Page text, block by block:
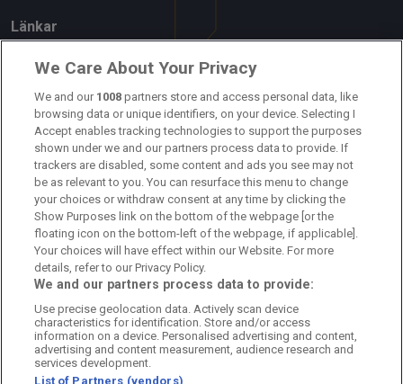
Länkar
Om oss
Kontakta oss
Kundtjänst
Sponsor: Rekatochklart
Annonsera på Fotbolldirekt
Redaktionell policy
Personuppgiftspolicy
Cookiepolicy
Arkiv
We Care About Your Privacy
We and our 1008 partners store and access personal data, like
browsing data or unique identifiers, on your device. Selecting I
Accept enables tracking technologies to support the purposes
shown under we and our partners process data to provide. If
trackers are disabled, some content and ads you see may not
be as relevant to you. You can resurface this menu to change
your choices or withdraw consent at any time by clicking the
Show Purposes link on the bottom of the webpage [or the
floating icon on the bottom-left of the webpage, if applicable].
Your choices will have effect within our Website. For more
details, refer to our Privacy Policy.
We and our partners process data to provide:
Use precise geolocation data. Actively scan device
characteristics for identification. Store and/or access
information on a device. Personalised advertising and content,
advertising and content measurement, audience research and
services development.
List of Partners (vendors)